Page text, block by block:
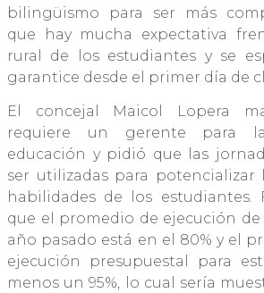
bilingüismo para ser más
que hay mucha expectativa
rural de los estudiantes y se
garantice desde el primer día de
El concejal Maicol Lopera
requiere un gerente para
educación y pidió que las
ser utilizadas para potencializar
habilidades de los estudiantes.
que el promedio de ejecución de
año pasado está en el 80% y el
ejecución presupuestal para
menos un 95%, lo cual sería